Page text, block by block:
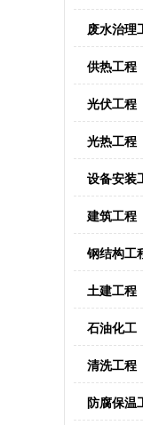
废水治理
供热工程
光伏工程
光热工程
设备安装
建筑工程
钢结构工
土建工程
石油化工
清洗工程
防腐保温